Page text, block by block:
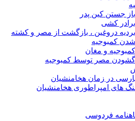
جستن کین پدر
کشی
دروغین ، بازگشت از مصر و کشته
کمبوجیه
و مغان
مصر توسط کمبوجیه
در زمان هخامنشیان
های امپراطوری هخامنشیان
فردوسی